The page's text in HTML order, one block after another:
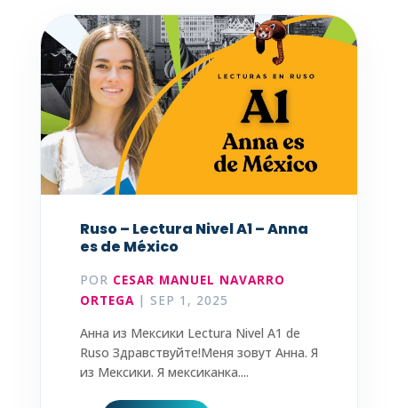
Ruso – Lectura Nivel A1 – Anna
es de México
POR CESAR MANUEL NAVARRO
ORTEGA | SEP 1, 2025
Анна из Мексики Lectura Nivel A1 de
Ruso Здравствуйте!Меня зовут Анна. Я
из Мексики. Я мексиканка....